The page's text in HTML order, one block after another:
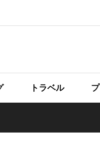
トラベル